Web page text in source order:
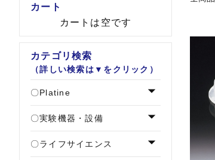
カート
カートは空です
カテゴリ検索
（詳しい検索は▼をクリック）
Platine
実験機器・設備
ライフサイエンス